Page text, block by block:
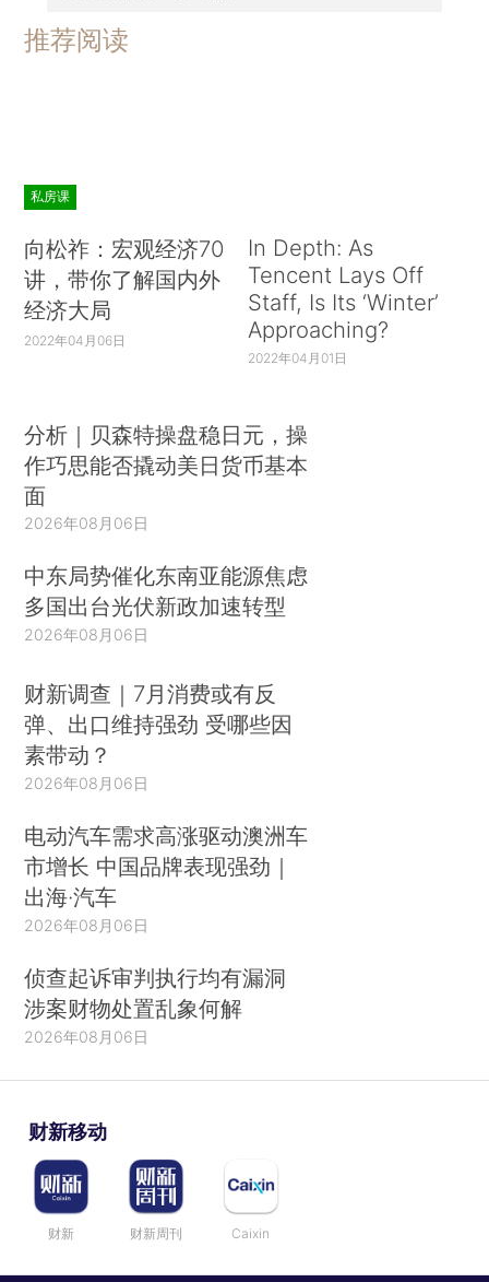
推荐阅读
私房课
向松祚：宏观经济70
讲，带你了解国内外
经济大局
2022年04月06日
In Depth: As
Tencent Lays Off
Staff, Is Its ‘Winter’
Approaching?
2022年04月01日
分析｜贝森特操盘稳日元，操
作巧思能否撬动美日货币基本
面
2026年08月06日
中东局势催化东南亚能源焦虑
多国出台光伏新政加速转型
2026年08月06日
财新调查｜7月消费或有反
弹、出口维持强劲 受哪些因
素带动？
2026年08月06日
电动汽车需求高涨驱动澳洲车
市增长 中国品牌表现强劲｜
出海·汽车
2026年08月06日
侦查起诉审判执行均有漏洞
涉案财物处置乱象何解
2026年08月06日
财新移动
财新 财新周刊 Caixin